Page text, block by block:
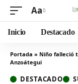
Aa
Inicio Destacado
Portada » Niño falleció
Anzoátegui
DESTACADO